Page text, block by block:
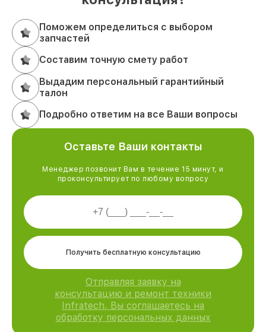
Поможем определиться с выбором
запчастей
Составим точную смету работ
Выдадим персональный гарантийный
талон
Подробно ответим на все Ваши вопросы
Оставьте Ваши контакты
Менеджер позвонит Вам в течение 15 минут, и
проконсультирует по любому вопросу
Получить бесплатную консультацию
Отправляя заявку на
консультацию и ремонт техники
Infratech, Вы соглашаетесь на
обработку персональных данных